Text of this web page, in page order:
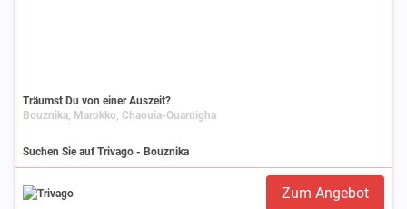
Träumst Du von einer Auszeit?
Bouznika, Marokko, Chaouia-Ouardigha
Suchen Sie auf Trivago - Bouznika
Zum Angebot